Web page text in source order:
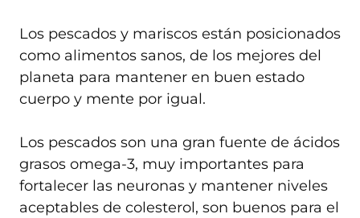
Los pescados y mariscos están posicionados
como alimentos sanos, de los mejores del
planeta para mantener en buen estado
cuerpo y mente por igual.
Los pescados son una gran fuente de ácidos
grasos omega-3, muy importantes para
fortalecer las neuronas y mantener niveles
aceptables de colesterol, son buenos para el